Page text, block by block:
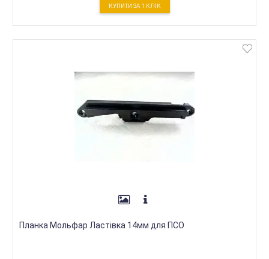
КУПИТИ ЗА 1 КЛIК
Планка Мольфар Ластівка 14мм для ПСО